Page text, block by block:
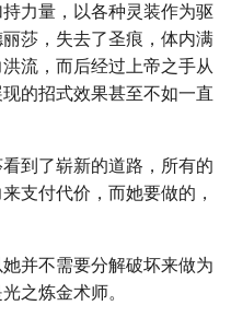
力量，以各种灵装作为驱
莎，失去了圣痕，体内满
流，而后经过上帝之手从
的招式效果甚至不如一直
到了崭新的道路，所有的
支付代价，而她要做的，
并不需要分解破坏来做为
之炼金术师。